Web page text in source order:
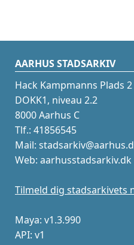
AARHUS STADSARKIV
Hack Kampmanns Plads 2
DOKK1, niveau 2.2
8000 Aarhus C
Tlf.: 41856545
Mail:
Web: aarhusstadsarkiv.dk
Tilmeld dig stadsarkivets
Maya: v1.3.990
API: v1